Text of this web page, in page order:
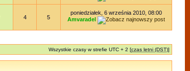
4 5
poniedziałek, 6 września 2010, 08:00
Amvaradel
Wszystkie czasy w strefie UTC + 2 [czas letni (DST)]